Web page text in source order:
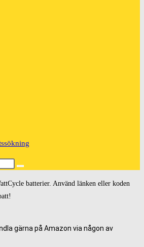
batterier. Använd länken eller koden
gärna på Amazon via någon av